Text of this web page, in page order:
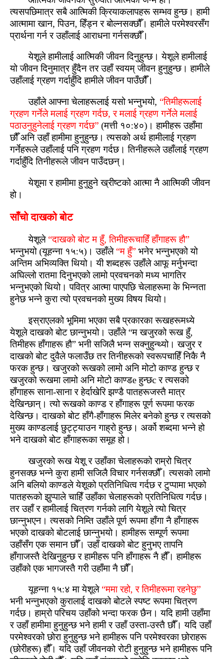
त्यसपछिमात्र सबै आत्‍मिकी क्रियाकलापहरू सम्‍भव हुन्‍छ। हामी
आत्‍मामा खान, पिउन, हिँड्‍न र बोल्‍नसक्‍छौँ। हामीले परमेश्‍वरसँग
प्रार्थना गर्न र उहाँलाई आराधना गर्नसक्‍छौँ।
येशूले हामीलाई आत्‍मिकी जीवन दिनुहुन्‍छ। येशूले हामीलाई
यो जीवन दिनुमात्र हुँदैन तर उहाँ स्‍वयम् जीवन हुनुहुन्‍छ। हामीले
उहाँलाई ग्रहण गर्दाहुँदि हामीले जीवन पाउँछौँ।
उहाँले आफ्‍ना चेलाहरूलाई यसो भन्नुभयो, “तिमीहरूलाई
ग्रहण गर्नेले मलाई ग्रहण गर्दछ, र मलाई ग्रहण गर्नेले मलाई
पठाउनुहुनेलाई ग्रहण गर्दछ” (मत्ती १०:४०)। हामीहरू उहाँमा
छौँ अनि उहाँ हामीमा हुनुहुन्‍छ। त्यसको अर्थ हामीलाई ग्रहण
गर्नेहरूले उहाँलाई पनि ग्रहण गर्दछ। तिनीहरूले उहाँलाई ग्रहण
गर्दाहुँदि तिनीहरूले जीवन पाउँदछन्।
येशूमा र हामीमा हुनुहुने ख्रीष्‍टको आत्‍मा नै आत्‍मिकी जीवन
हो।
साँचो दाखको बोट
येशूले “दाखको बोट म हुँ, तिमीहरूचाहिँ हाँगाहरू हौ”
भन्नुभयो (यूहन्ना १५:५)। उहाँले “म हुँ” भनेर भन्नुभएको यो
अन्‍तिम अभिव्यक्ति थियो। यी शब्‍दहरू उहाँले आफू मर्नुभन्‍दा
अघिल्लो रातमा दिनुभएको लामो प्रवचनको मध्य भागतिर
भन्नुभएको थियो। पवित्र आत्‍मा पाएपछि चेलाहरूमा के भिन्नता
हुनेछ भन्ने कुरा त्यो प्रवचनको मुख्य विषय थियो।
इस्राएलको भूमिमा भएका सबै प्रकारका रूखहरूमध्ये
येशूले दाखको बोट छान्नुभयो। उहाँले “म खजुरको रूख हुँ,
तिमीहरू हाँगाहरू हौ” भनी सजिलै भन्न सक्‍नुहुन्‍थ्यो। खजुर र
दाखको बोट दुवैले फलाउँछ तर तिनीहरूको स्‍वरूपचाहिँ निकै नै
फरक हुन्‍छ। खजुरको रूखको लामो अनि मोटो काण्‍ड हुन्‍छ र
खजुरको रूखमा लामो अनि मोटो काण्डe हुन्छc र त्यसको
हाँगाहरू साना-साना र हेर्दाखेरि झण्डै पातहरूजस्तै मात्र
देखिन्छान्। त्यो रूखको काण्‍ड र हाँगाहरू पूर्ण रूपमा फरक
देखिन्‍छ। दाखको बोट हाँगै-हाँगाहरू मिलेर बनेको हुन्‍छ र त्यसको
मुख्य काण्‍डलाई छुट्ट्याउन गाह्रो हुन्‍छ। अर्को शब्‍दमा भन्ने हो
भने दाखको बोट हाँगाहरूका समूह हो।
खजुरको रूख येशू र उहाँका चेलाहरूको राम्रो चित्र
हुनसक्‍छ भन्ने कुरा हामी सजिलै विचार गर्नसक्‍छौँ। त्यसको लामो
अनि बलियो काण्‍डले येशूको प्रतिनिधित्‍व गर्दछ र टुप्पामा भएको
पातहरूको झुप्‍पाले चाहिँ उहाँका चेलाहरूको प्रतिनिधित्‍व गर्दछ।
तर उहाँ र हामीलाई चित्रण गर्नको लागि येशूले त्यो चित्र
छान्नुभएन। त्यसको निम्‍ति उहाँले पूर्ण रूपमा हाँगा नै हाँगाहरू
भएको दाखको बोटलाई छान्नुभयो। हामीहरू सम्‍पूर्ण रूपमा
उहाँसँग एक समान छौँ। उहाँ दाखको बोट हुनुभए तापनि
हाँगाजस्‍तै देखिनुहुन्‍छ र हामीहरू पनि हाँगाहरू नै हौँ। हामीहरू
उहाँको एक भागजस्‍तै गरी उहाँमा नै छौँ।
यूहन्ना १५:४ मा येशूले “ममा रहो, र तिमीहरूमा रहनेछु”
भनी भन्नुभएको कुरालाई दाखको बोटले स्‍पष्‍ट रूपमा चित्रण
गर्दछ। हाम्रो परिचय उहाँको भन्‍दा फरक छैन। यदि हामी उहाँमा
र उहाँ हामीमा हुनुहुन्‍छ भने हामी र उहाँ उस्‍ता-उस्‍तै छौँ। यदि उहाँ
परमेश्‍वरको छोरा हुनुहुन्‍छ भने हामीहरू पनि परमेश्‍वरका छोराहरू
(छोरीहरू) हौँ। यदि उहाँ जीवनको रोटी हुनुहुन्‍छ भने हामीहरू पनि